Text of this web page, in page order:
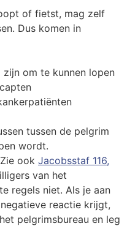
of fietst, mag zelf
Dus komen in
om te kunnen lopen
tussen de pelgrim
wordt.
ook Jacobsstaf 116,
van het
regels niet. Als je aan
reactie krijgt,
pelgrimsbureau en leg